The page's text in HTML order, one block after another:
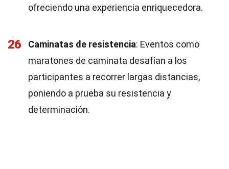
ofreciendo una experiencia enriquecedora.
26 Caminatas de resistencia: Eventos como
maratones de caminata desafían a los
participantes a recorrer largas distancias,
poniendo a prueba su resistencia y
determinación.